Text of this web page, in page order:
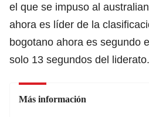
el que se impuso al
ahora es líder de la
bogotano ahora es segundo
solo 13 segundos del liderato.
Más información